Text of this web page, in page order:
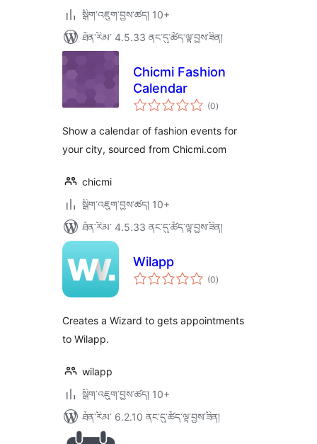
སྒྲིག་འཇུག་བྱས་ཚད། 10+
ཐོན་རིམ་ 4.5.33 ནང་དུ་ཚོད་ལྟ་བྱས་ཟིན།
Chicmi Fashion
Calendar
(0གདེང་
འཇོག་
ཚང་།
)
Show a calendar of fashion events for
your city, sourced from Chicmi.com
chicmi
སྒྲིག་འཇུག་བྱས་ཚད། 10+
ཐོན་རིམ་ 4.5.33 ནང་དུ་ཚོད་ལྟ་བྱས་ཟིན།
Wilapp
(0གདེང་
འཇོག་
)
Creates a Wizard to gets appointments
to Wilapp.
wilapp
སྒྲིག་འཇུག་བྱས་ཚད། 10+
ཐོན་རིམ་ 6.2.10 ནང་དུ་ཚོད་ལྟ་བྱས་ཟིན།